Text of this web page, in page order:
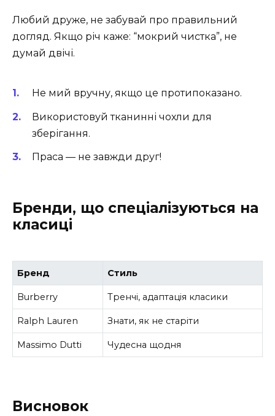
Любий друже, не забувай про правильний
догляд. Якщо річ каже: “мокрий чистка”, не
думай двічі.
Не мий вручну, якщо це протипоказано.
Використовуй тканинні чохли для
зберігання.
Праса — не завжди друг!
Бренди, що спеціалізуються на
класиці
Бренд Стиль
Burberry Тренчі, адаптація класики
Ralph Lauren Знати, як не старіти
Massimo Dutti Чудесна щодня
Висновок